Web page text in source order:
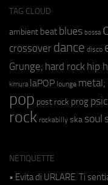
TAG CLOUD
ambient beat blues bossa
crossover dance disco
Grunge; hard rock hip
kimura laPOP lounge metal;
pop post rock prog
rock rockabilly ska soul
NETIQUETTE
• Evita di URLARE. Ti